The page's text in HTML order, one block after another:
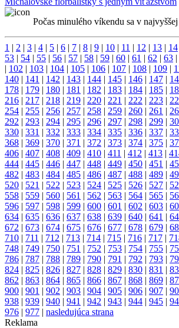
Počas minulého víkendu sa v
1 | 2 | 3 | 4 | 5 | 6 | 7 | 8 | 9 | 10 | 11 | 12 | 13 | 14
53 | 54 | 55 | 56 | 57 | 58 | 59 | 60 | 61 | 62 | 63 |
| 102 | 103 | 104 | 105 | 106 | 107 | 108 | 109 |
140 | 141 | 142 | 143 | 144 | 145 | 146 | 147 |
178 | 179 | 180 | 181 | 182 | 183 | 184 | 185 |
216 | 217 | 218 | 219 | 220 | 221 | 222 | 223 |
254 | 255 | 256 | 257 | 258 | 259 | 260 | 261 |
292 | 293 | 294 | 295 | 296 | 297 | 298 | 299 |
330 | 331 | 332 | 333 | 334 | 335 | 336 | 337 |
368 | 369 | 370 | 371 | 372 | 373 | 374 | 375 |
406 | 407 | 408 | 409 | 410 | 411 | 412 | 413 |
444 | 445 | 446 | 447 | 448 | 449 | 450 | 451 |
482 | 483 | 484 | 485 | 486 | 487 | 488 | 489 |
520 | 521 | 522 | 523 | 524 | 525 | 526 | 527 |
558 | 559 | 560 | 561 | 562 | 563 | 564 | 565 |
596 | 597 | 598 | 599 | 600 | 601 | 602 | 603 |
634 | 635 | 636 | 637 | 638 | 639 | 640 | 641 |
672 | 673 | 674 | 675 | 676 | 677 | 678 | 679 |
710 | 711 | 712 | 713 | 714 | 715 | 716 | 717 |
748 | 749 | 750 | 751 | 752 | 753 | 754 | 755 |
786 | 787 | 788 | 789 | 790 | 791 | 792 | 793 |
824 | 825 | 826 | 827 | 828 | 829 | 830 | 831 |
862 | 863 | 864 | 865 | 866 | 867 | 868 | 869 |
900 | 901 | 902 | 903 | 904 | 905 | 906 | 907 |
938 | 939 | 940 | 941 | 942 | 943 | 944 | 945 |
976 | 977 | nasledujúca strana
Reklama